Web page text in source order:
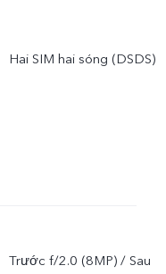
Hai SIM hai sóng (DSDS)
Trước f/2.0 (8MP) / Sau